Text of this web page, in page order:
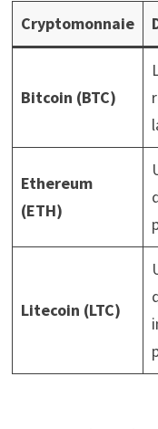
Cryptomonnaie
Bitcoin (BTC)
Ethereum
(ETH)
Litecoin (LTC)